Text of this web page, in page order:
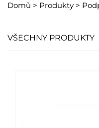
Domů > Produkty >
VŠECHNY PRODUKTY